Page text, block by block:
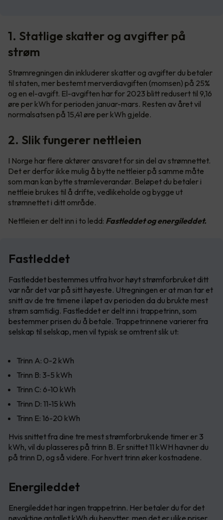
1. Statlige skatter og avgifter på
strøm
Strømregningen din inkluderer skatter og avgifter du betaler
til staten, mer bestemt merverdiavgiften (momsen) på 25%
og en el-avgift. El-avgiften har for 2023 blitt redusert til 9,16
øre per kWh for perioden januar-mars. Resten av året vil
normalsatsen på 15,41 øre per kWh gjelde.
2. Slik fungerer nettleien
I Norge har flere aktører ansvaret for sin del av strømnettet.
Det er derfor ikke mulig å bytte nettleier på samme måte
som man kan bytte strømleverandør. Beløpet du betaler i
nettleie brukes til å drifte, vedlikeholde og bygge ut
strømnettet i ditt område.
Nettleien er delt inn i to ledd: Fastleddet og energileddet.
Fastleddet
Fastleddet bestemmes utfra hvor høyt strømforbruket ditt
var når det var på sitt høyeste. Utregningen er at man tar et
snitt av de tre timene i løpet av perioden da du brukte mest
strøm samtidig. Fastleddet er delt inn i trappetrinn, som
bestemmer prisen du å betale. Trappetrinnene varierer fra
selskap til selskap, men vil typisk se omtrent slik ut:
Trinn A: 0-2 kWh
Trinn B: 3-5 kWh
Trinn C: 6-10 kWh
Trinn D: 11-15 kWh
Trinn E: 16-20 kWh
Hvis snittet fra dine tre mest strømforbrukende timer er 3
kWh, vil du plasseres på trinn B. Er snittet 11 kWH havner du
på trinn D, og så videre. For hvert trinn øker kostnadene.
Energileddet
Energileddet har ingen trappetrinn. Her betaler du for det
nøyaktige antallet kWh du benytter, men det er ulike priser